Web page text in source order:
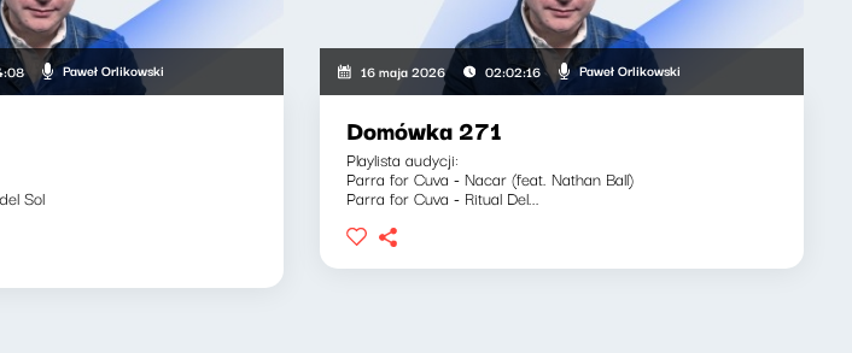
Paweł Orlikowski
Sol
16 maja 2026 02:02:16 Paweł Orlikowski
Domówka 271
Playlista audycji:
Parra for Cuva - Nacar (feat. Nathan Ball)
Parra for Cuva - Ritual Del...